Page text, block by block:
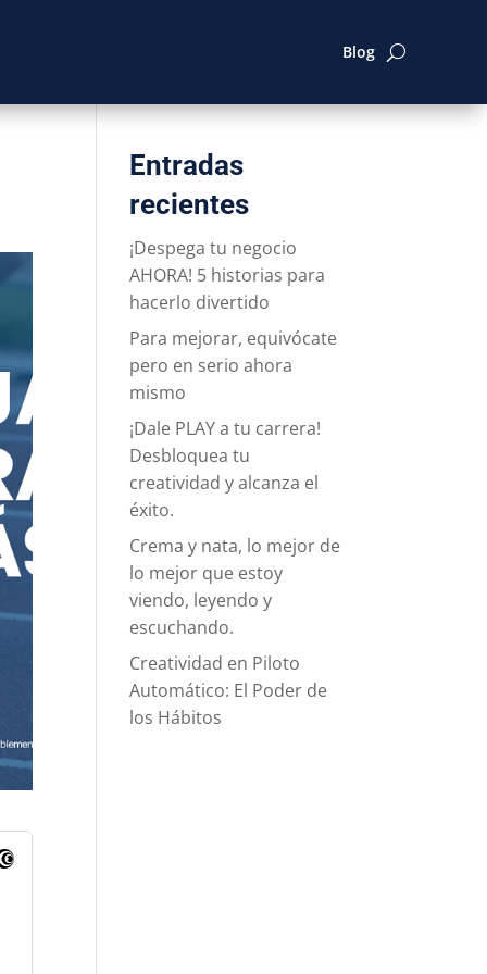
Blog
Entradas
recientes
¡Despega tu negocio
AHORA! 5 historias para
hacerlo divertido
Para mejorar, equivócate
pero en serio ahora
mismo
¡Dale PLAY a tu carrera!
Desbloquea tu
creatividad y alcanza el
éxito.
Crema y nata, lo mejor de
lo mejor que estoy
viendo, leyendo y
escuchando.
Creatividad en Piloto
Automático: El Poder de
los Hábitos